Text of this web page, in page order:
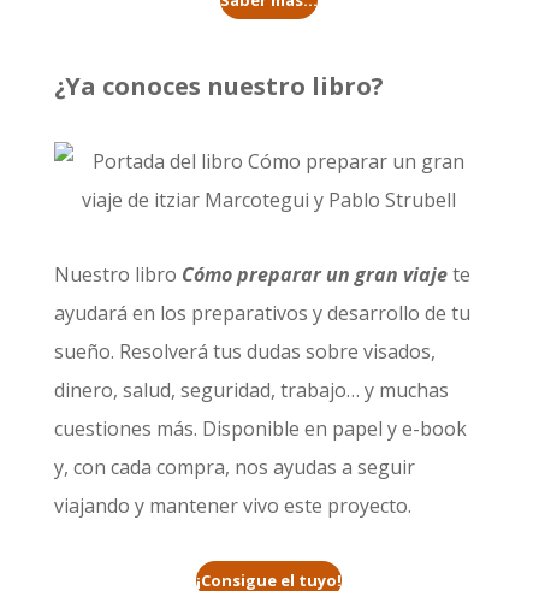
¿Ya conoces nuestro libro?
Nuestro libro Cómo preparar un gran viajete
ayudará en los preparativos y desarrollo de tu
sueño. Resolverá tus dudas sobre visados,
dinero, salud, seguridad, trabajo… y muchas
cuestiones más. Disponible en papel y e-book
y, con cada compra, nos ayudas a seguir
viajando y mantener vivo este proyecto.
¡Consigue el tuyo!